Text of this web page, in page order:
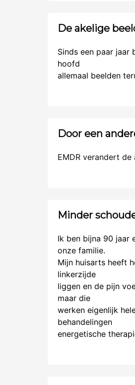
De akelige
Sinds een paar jaar
hoofd
allemaal beelden
Door een
EMDR verandert
Minder
Ik ben bijna 90 jaar
onze familie.
Mijn huisarts heeft
linkerzijde
liggen en de pijn
maar die
werken eigenlijk
behandelingen
energetische